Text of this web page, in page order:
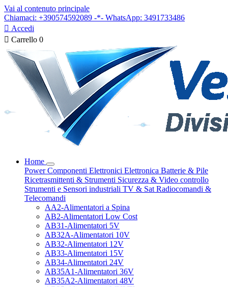
Vai al contenuto principale
Chiamaci: +390574592089 -*- WhatsApp: 3491733486
 Accedi
 Carrello 0
Home
PowerComponenti Elettronici Elettronica Batterie & Pile
Ricetrasmittenti & Strumenti Sicurezza & Video controllo
Strumenti e Sensori industriali TV & Sat Radiocomandi &
Telecomandi
AA2-Alimentatori a Spina
AB2-Alimentatori Low Cost
AB31-Alimentatori 5V
AB32A-Alimentatori 10V
AB32-Alimentatori 12V
AB33-Alimentatori 15V
AB34-Alimentatori 24V
AB35A1-Alimentatori 36V
AB35A2-Alimentatori 48V